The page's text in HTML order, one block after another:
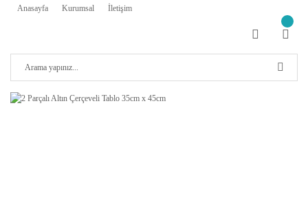
Anasayfa Kurumsal İletişim